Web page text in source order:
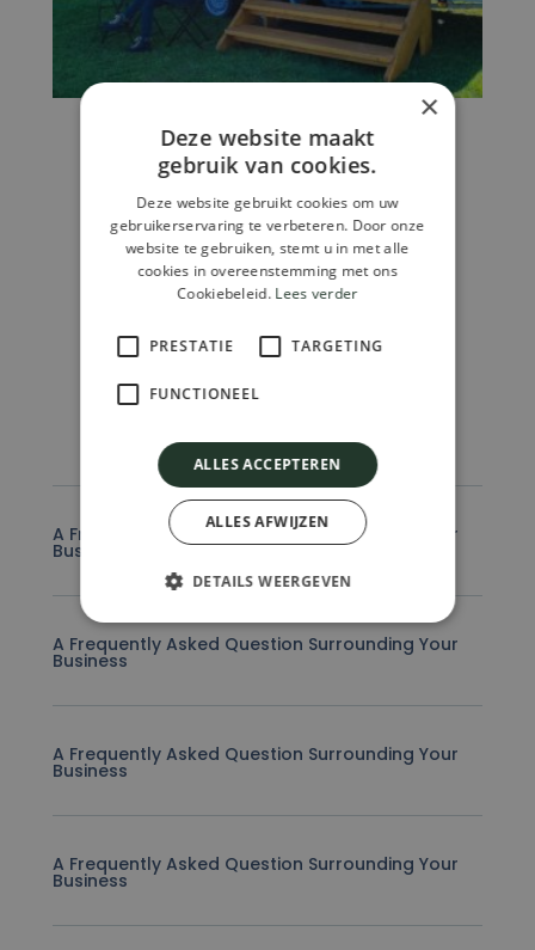
Uncategorized
Kusamo
€ 37.690,00
Toevoegen Aan Winkelwagen
FAQ
A Frequently Asked Question Surrounding Your
Business
A Frequently Asked Question Surrounding Your
Business
A Frequently Asked Question Surrounding Your
Business
A Frequently Asked Question Surrounding Your
Business
×
Deze website maakt
gebruik van cookies.
Deze website gebruikt cookies om uw
gebruikerservaring te verbeteren. Door onze
website te gebruiken, stemt u in met alle
cookies in overeenstemming met ons
Cookiebeleid. Lees verder
PRESTATIE TARGETING
FUNCTIONEEL
ALLES ACCEPTEREN
ALLES AFWIJZEN
DETAILS WEERGEVEN